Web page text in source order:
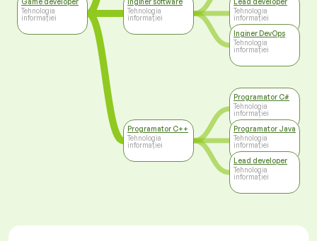
Tehnologia
informației
Tehnologia
informației
Programator C++
Tehnologia
informației
Tehnologia
informației
Inginer DevOps
Tehnologia
informației
Programator C#
Tehnologia
informației
Programator Java
Tehnologia
informației
Lead developer
Tehnologia
informației